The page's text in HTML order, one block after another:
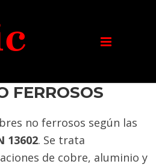
FERROSOS
no ferrosos según las
13602. Se trata
de cobre, aluminio y